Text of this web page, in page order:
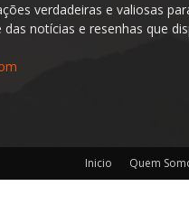
verdadeiras e valiosas
notícias e resenhas que
Inicio Quem